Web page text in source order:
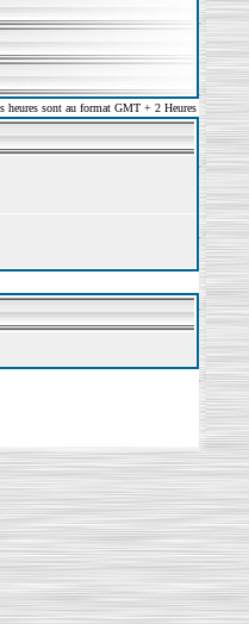
heures sont au format GMT + 2 Heures